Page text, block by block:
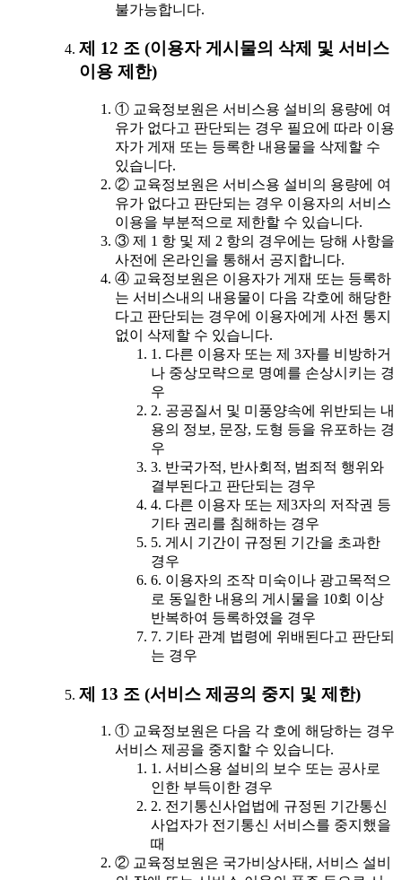
불가능합니다.
제 12 조 (이용자 게시물의 삭제 및 서비스
이용 제한)
① 교육정보원은 서비스용 설비의 용량에 여
유가 없다고 판단되는 경우 필요에 따라 이용
자가 게재 또는 등록한 내용물을 삭제할 수
있습니다.
② 교육정보원은 서비스용 설비의 용량에 여
유가 없다고 판단되는 경우 이용자의 서비스
이용을 부분적으로 제한할 수 있습니다.
③ 제 1 항 및 제 2 항의 경우에는 당해 사항을
사전에 온라인을 통해서 공지합니다.
④ 교육정보원은 이용자가 게재 또는 등록하
는 서비스내의 내용물이 다음 각호에 해당한
다고 판단되는 경우에 이용자에게 사전 통지
없이 삭제할 수 있습니다.
1. 다른 이용자 또는 제 3자를 비방하거
나 중상모략으로 명예를 손상시키는 경
우
2. 공공질서 및 미풍양속에 위반되는 내
용의 정보, 문장, 도형 등을 유포하는 경
우
3. 반국가적, 반사회적, 범죄적 행위와
결부된다고 판단되는 경우
4. 다른 이용자 또는 제3자의 저작권 등
기타 권리를 침해하는 경우
5. 게시 기간이 규정된 기간을 초과한
경우
6. 이용자의 조작 미숙이나 광고목적으
로 동일한 내용의 게시물을 10회 이상
반복하여 등록하였을 경우
7. 기타 관계 법령에 위배된다고 판단되
는 경우
제 13 조 (서비스 제공의 중지 및 제한)
① 교육정보원은 다음 각 호에 해당하는 경우
서비스 제공을 중지할 수 있습니다.
1. 서비스용 설비의 보수 또는 공사로
인한 부득이한 경우
2. 전기통신사업법에 규정된 기간통신
사업자가 전기통신 서비스를 중지했을
때
② 교육정보원은 국가비상사태, 서비스 설비